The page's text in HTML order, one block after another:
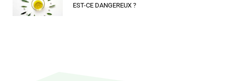
EST-CE DANGEREUX ?